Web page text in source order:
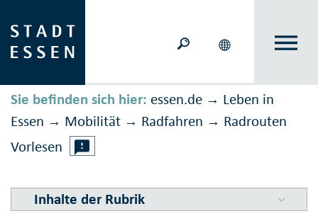
Sie befinden sich hier: essen.de → Leben in
Essen → Mobilität → Rad­fahren → Radrouten
Vorlesen
Inhalte der Rubrik